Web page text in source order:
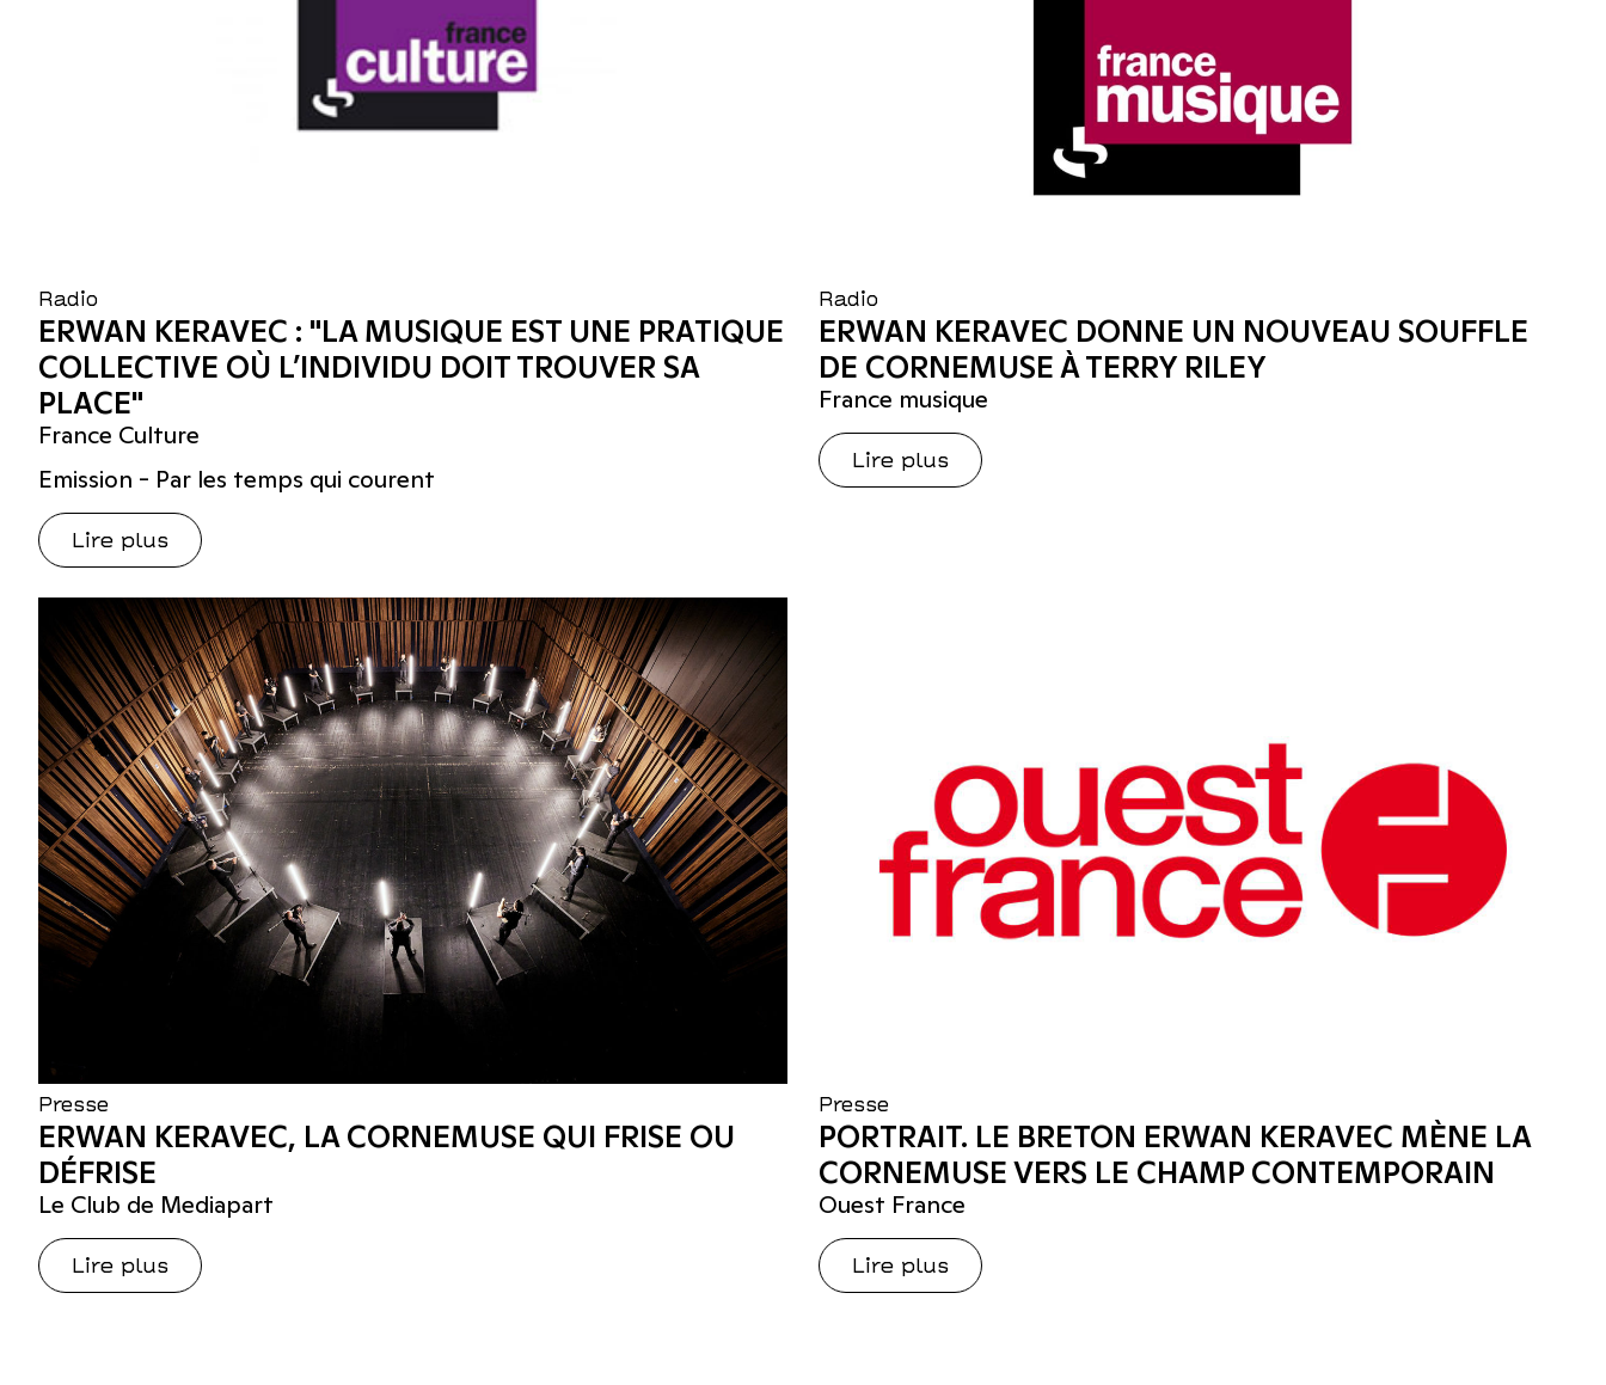
Radio
ERWAN KERAVEC : "LA MUSIQUE EST UNE PRATIQUE
COLLECTIVE OÙ L’INDIVIDU DOIT TROUVER SA
PLACE"
France Culture
Emission - Par les temps qui courent
Lire plus
Radio
ERWAN KERAVEC DONNE UN NOUVEAU SOUFFLE
DE CORNEMUSE À TERRY RILEY
France musique
Lire plus
Presse
ERWAN KERAVEC, LA CORNEMUSE QUI FRISE OU
DÉFRISE
Le Club de Mediapart
Lire plus
Presse
PORTRAIT. LE BRETON ERWAN KERAVEC MÈNE LA
CORNEMUSE VERS LE CHAMP CONTEMPORAIN
Ouest France
Lire plus